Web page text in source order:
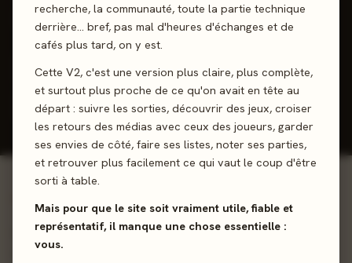
recherche, la communauté, toute la partie technique
derrière… bref, pas mal d'heures d'échanges et de
cafés plus tard, on y est.
Cette V2, c'est une version plus claire, plus complète,
et surtout plus proche de ce qu'on avait en tête au
départ : suivre les sorties, découvrir des jeux, croiser
les retours des médias avec ceux des joueurs, garder
ses envies de côté, faire ses listes, noter ses parties,
et retrouver plus facilement ce qui vaut le coup d'être
sorti à table.
Mais pour que le site soit vraiment utile, fiable et
représentatif, il manque une chose essentielle :
vous.
Gestion de Main
Jeu de rôles
J'ai joué Envie de jouer Wishlist
Donner mon avis
Les forces maléfiques d’Angmar se réveillent... Associez-
vous aux Dúnedain pour défendre Eriador et enquêter sur